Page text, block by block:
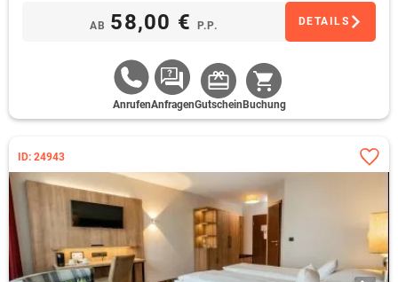
AB 58,00 € P.P. DETAILS
AnrufenAnfragenGutschein Buchung
ID: 24943